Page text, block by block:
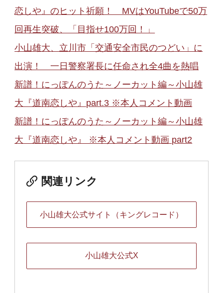
恋しや』のヒット祈願！ MVはYouTubeで50万
回再生突破、「目指せ100万回！」
小山雄大、立川市「交通安全市民のつどい」に
出演！ 一日警察署長に任命され全4曲を熱唱
新譜！にっぽんのうた～ノーカット編～小山雄
大『道南恋しや』part.3 ※本人コメント動画
新譜！にっぽんのうた～ノーカット編～小山雄
大『道南恋しや』 ※本人コメント動画 part2
関連リンク
小山雄大公式サイト（キングレコード）
小山雄大公式X